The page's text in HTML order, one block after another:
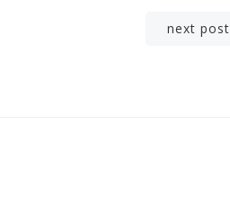
next post